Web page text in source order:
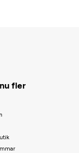
fler